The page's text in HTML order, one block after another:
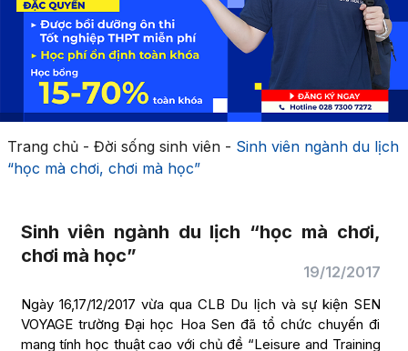
Trang chủ- Đời sống sinh viên- Sinh viên ngành du lịch
“học mà chơi, chơi mà học”
Sinh viên ngành du lịch “học mà chơi,
chơi mà học”
19/12/2017
Ngày 16,17/12/2017 vừa qua CLB Du lịch và sự kiện SEN
VOYAGE trường Đại học Hoa Sen đã tổ chức chuyến đi
mang tính học thuật cao với chủ đề “Leisure and Training